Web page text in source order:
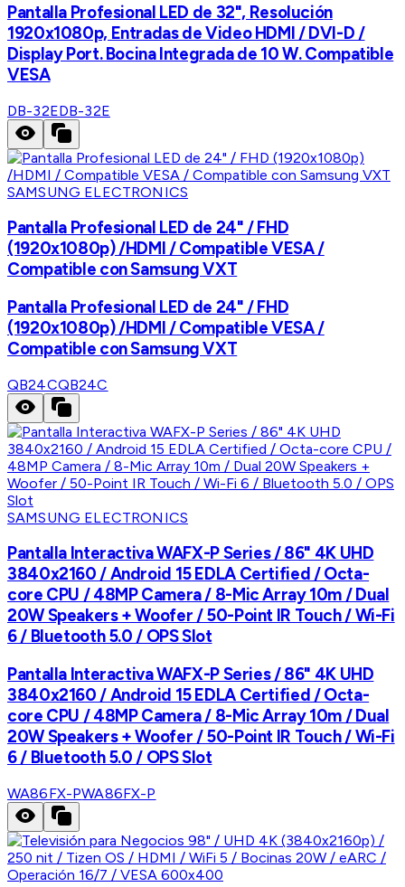
Pantalla Profesional LED de 32", Resolución
1920x1080p, Entradas de Video HDMI / DVI-D /
Display Port. Bocina Integrada de 10 W. Compatible
VESA
DB-32EDB-32E
SAMSUNG ELECTRONICS
Pantalla Profesional LED de 24" / FHD
(1920x1080p) /HDMI / Compatible VESA /
Compatible con Samsung VXT
Pantalla Profesional LED de 24" / FHD
(1920x1080p) /HDMI / Compatible VESA /
Compatible con Samsung VXT
QB24CQB24C
SAMSUNG ELECTRONICS
Pantalla Interactiva WAFX-P Series / 86" 4K UHD
3840x2160 / Android 15 EDLA Certified / Octa-
core CPU / 48MP Camera / 8-Mic Array 10m / Dual
20W Speakers + Woofer / 50-Point IR Touch / Wi-Fi
6 / Bluetooth 5.0 / OPS Slot
Pantalla Interactiva WAFX-P Series / 86" 4K UHD
3840x2160 / Android 15 EDLA Certified / Octa-
core CPU / 48MP Camera / 8-Mic Array 10m / Dual
20W Speakers + Woofer / 50-Point IR Touch / Wi-Fi
6 / Bluetooth 5.0 / OPS Slot
WA86FX-PWA86FX-P